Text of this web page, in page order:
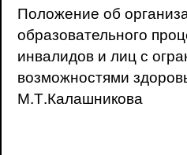
Положение об
образовательного
инвалидов и лиц с
возможностями
М.Т.Калашникова